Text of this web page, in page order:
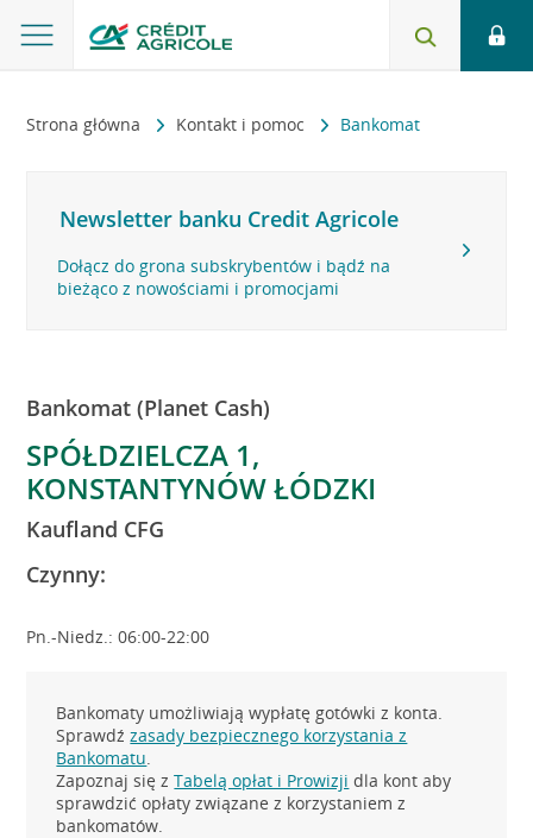
Strona główna Kontakt i pomoc Bankomat
Newsletter banku Credit Agricole
Dołącz do grona subskrybentów i bądź na
bieżąco z nowościami i promocjami
Bankomat (Planet Cash)
SPÓŁDZIELCZA 1,
KONSTANTYNÓW ŁÓDZKI
Kaufland CFG
Czynny:
Pn.-Niedz.: 06:00-22:00
Bankomaty umożliwiają wypłatę gotówki z konta.
Sprawdźzasady bezpiecznego korzystania z
Bankomatu.
Zapoznaj się zTabelą opłat i Prowizji dla kont aby
sprawdzić opłaty związane z korzystaniem z
bankomatów.